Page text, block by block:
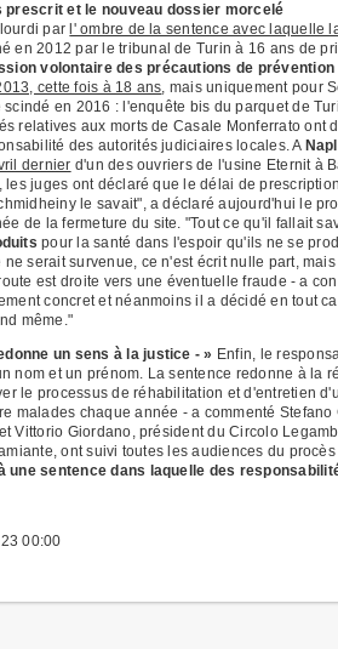
prescrit et le nouveau dossier morcelé
par l' ombre de la sentence avec laquelle
en 2012 par le tribunal de Turin à 16 ans de
volontaire des précautions de
cette fois à 18 ans, mais uniquement pour
en 2016 : l'enquête bis du parquet de
relatives aux morts de Casale Monferrato ont
des autorités judiciaires locales. A
dernier d'un des ouvriers de l'usine Eternit à
les juges ont déclaré que le délai de
le savait", a déclaré aujourd'hui le
de la fermeture du site. "Tout ce qu'il fallait
pour la santé dans l'espoir qu'ils ne se
serait survenue, ce n'est écrit nulle part,
est droite vers une éventuelle fraude - a
concret et néanmoins il a décidé en tout
même."
un sens à la justice - » Enfin, le
nom et un prénom. La sentence redonne à
le processus de réhabilitation et d'entretien
malades chaque année - a commenté
Vittorio Giordano, président du Circolo
ont suivi toutes les audiences du
sentence dans laquelle des
00:00